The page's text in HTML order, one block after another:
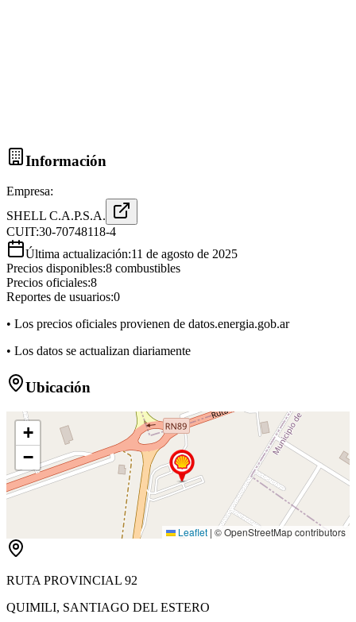
Información
Empresa:
SHELL C.A.P.S.A.
CUIT:30-70748118-4
Última actualización:11 de agosto de 2025
Precios disponibles:8 combustibles
Precios oficiales:8
Reportes de usuarios:0
• Los precios oficiales provienen de datos.energia.gob.ar
• Los datos se actualizan diariamente
Ubicación
+
−
Leaflet | © OpenStreetMap contributors
RUTA PROVINCIAL 92
QUIMILI, SANTIAGO DEL ESTERO